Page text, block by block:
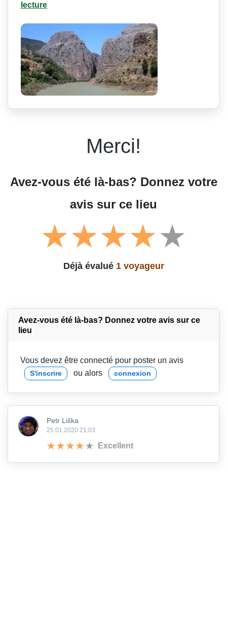
lecture
Merci!
Avez-vous été là-bas? Donnez votre
avis sur ce lieu
Déjà évalué 1 voyageur
Avez-vous été là-bas? Donnez votre avis sur ce
lieu
Vous devez être connecté pour poster un avis
S'inscrire ou alors connexion
Petr Liška
25.01.2020 21:03
Excellent